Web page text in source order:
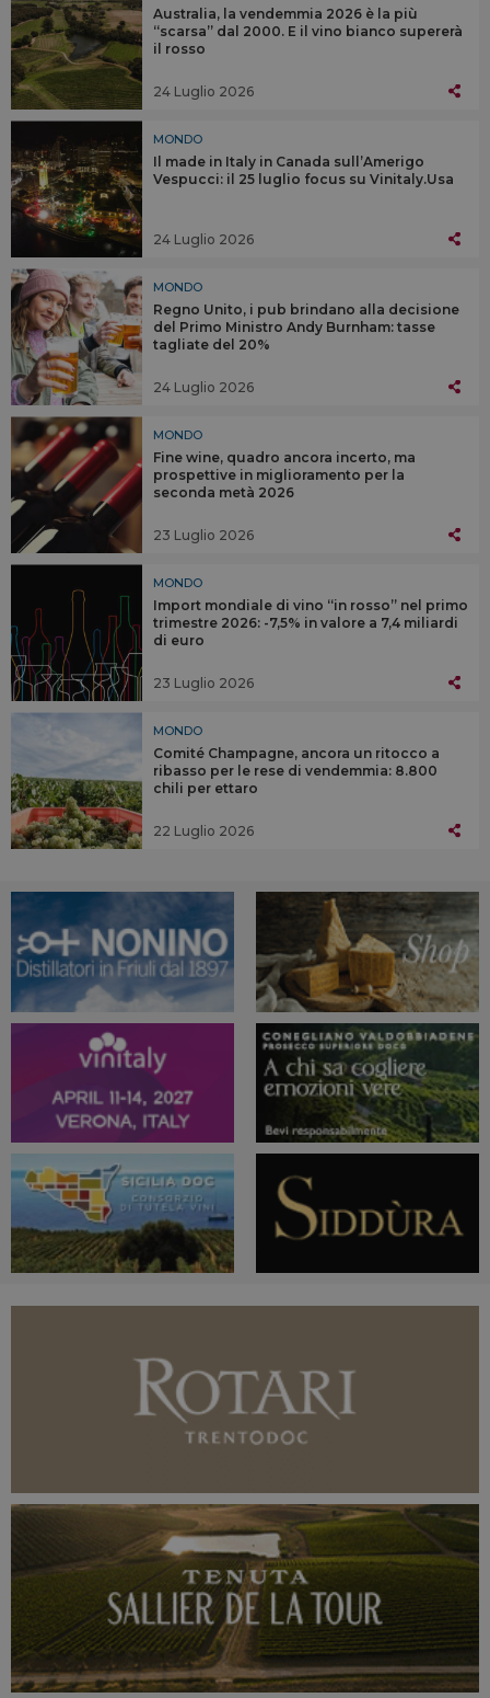
Australia, la vendemmia 2026 è la più
“scarsa” dal 2000. E il vino bianco supererà
il rosso
24 Luglio 2026
MONDO
Il made in Italy in Canada sull’Amerigo
Vespucci: il 25 luglio focus su Vinitaly.Usa
24 Luglio 2026
MONDO
Regno Unito, i pub brindano alla decisione
del Primo Ministro Andy Burnham: tasse
tagliate del 20%
24 Luglio 2026
MONDO
Fine wine, quadro ancora incerto, ma
prospettive in miglioramento per la
seconda metà 2026
23 Luglio 2026
MONDO
Import mondiale di vino “in rosso” nel primo
trimestre 2026: -7,5% in valore a 7,4 miliardi
di euro
23 Luglio 2026
MONDO
Comité Champagne, ancora un ritocco a
ribasso per le rese di vendemmia: 8.800
chili per ettaro
22 Luglio 2026